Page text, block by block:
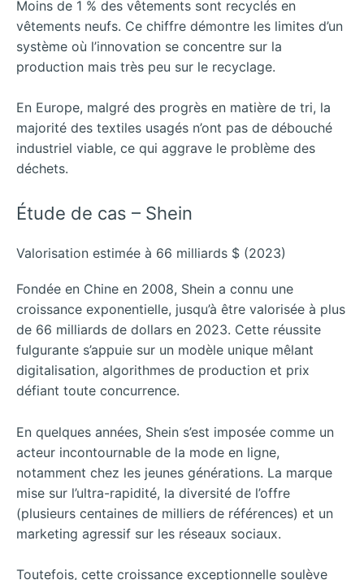
Moins de 1 % des vêtements sont recyclés en
vêtements neufs. Ce chiffre démontre les limites d’un
système où l’innovation se concentre sur la
production mais très peu sur le recyclage.
En Europe, malgré des progrès en matière de tri, la
majorité des textiles usagés n’ont pas de débouché
industriel viable, ce qui aggrave le problème des
déchets.
Étude de cas – Shein
Valorisation estimée à 66 milliards $ (2023)
Fondée en Chine en 2008, Shein a connu une
croissance exponentielle, jusqu’à être valorisée à plus
de 66 milliards de dollars en 2023. Cette réussite
fulgurante s’appuie sur un modèle unique mêlant
digitalisation, algorithmes de production et prix
défiant toute concurrence.
En quelques années, Shein s’est imposée comme un
acteur incontournable de la mode en ligne,
notamment chez les jeunes générations. La marque
mise sur l’ultra-rapidité, la diversité de l’offre
(plusieurs centaines de milliers de références) et un
marketing agressif sur les réseaux sociaux.
Toutefois, cette croissance exceptionnelle soulève